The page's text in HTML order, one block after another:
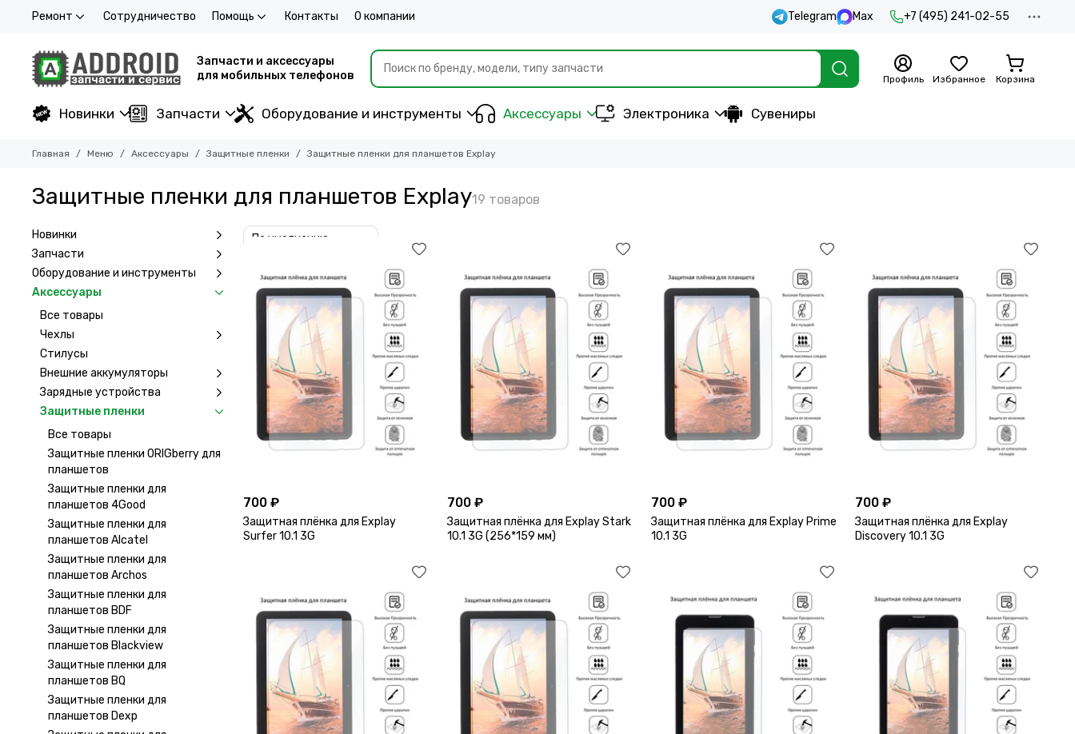
Ремонт Сотрудничество Помощь Контакты О компании Telegram Max +7 (495) 241-02-55
Запчасти и аксессуары
для мобильных телефонов
Профиль Избранное Корзина
Новинки Запчасти Оборудование и инструменты Аксессуары Электроника Сувениры
Главная Меню Аксессуары Защитные пленки Защитные пленки для планшетов Explay
Защитные пленки для планшетов Explay
700 ₽
Защитная плёнка для Explay
Surfer 10.1 3G
700 ₽
Защитная плёнка для Explay Stark
10.1 3G (256*159 мм)
700 ₽
Защитная плёнка для Explay Prime
10.1 3G
700 ₽
Защитная плёнка для Explay
Discovery 10.1 3G
Новинки
Запчасти
Оборудование и инструменты
Аксессуары
Все товары
Чехлы
Стилусы
Внешние аккумуляторы
Зарядные устройства
Защитные пленки
Все товары
Защитные пленки ORIGberry для
планшетов
Защитные пленки для
планшетов 4Good
Защитные пленки для
планшетов Alcatel
Защитные пленки для
планшетов Archos
Защитные пленки для
планшетов BDF
Защитные пленки для
планшетов Blackview
Защитные пленки для
планшетов BQ
Защитные пленки для
планшетов Dexp